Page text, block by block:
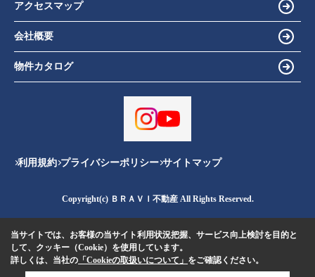
アクセスマップ
会社概要
物件カタログ
利用規約 プライバシーポリシー サイトマップ
Copyright(c) ＢＲＡＶＩ不動産 All Rights Reserved.
当サイトでは、お客様の当サイト利用状況把握、サービス向上検討を目的と
して、クッキー（Cookie）を使用しています。
詳しくは、当社の 「Cookieの取扱いについて」 をご確認ください。